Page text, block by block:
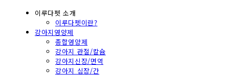
이루다펫 소개
이루다펫이란?
강아지영양제
종합영양제
강아지 관절/칼슘
강아지신장/면역
강아지 심장/간